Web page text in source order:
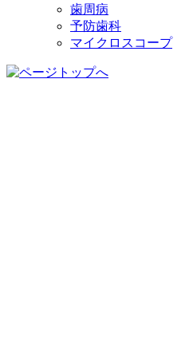
歯周病
予防歯科
マイクロスコープ